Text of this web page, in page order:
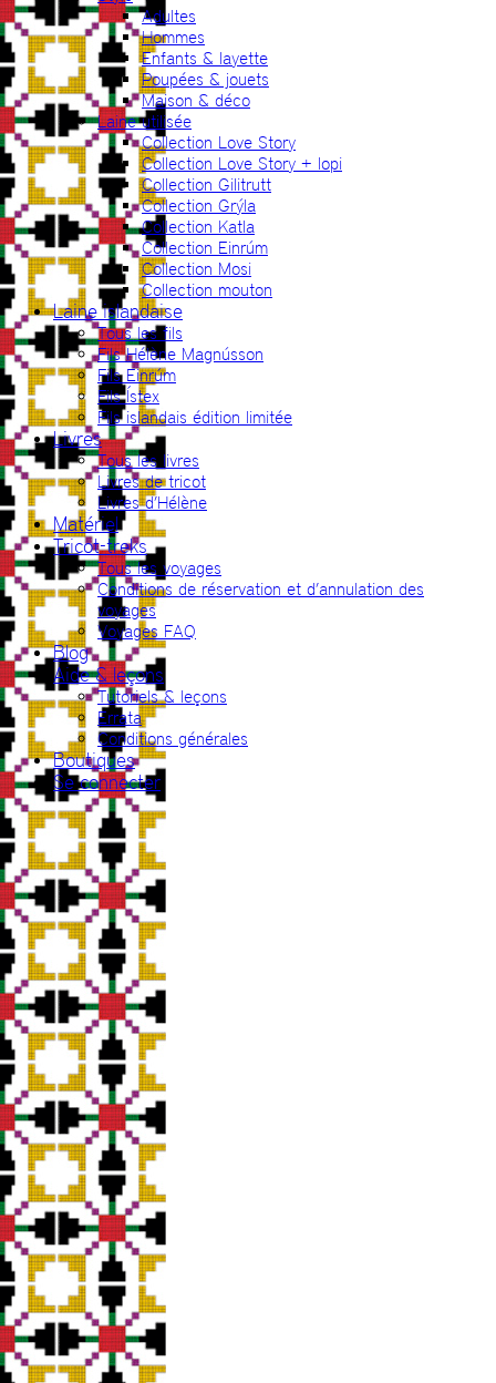
Adultes
Hommes
Enfants & layette
Poupées & jouets
Maison & déco
Laine utilisée
Collection Love Story
Collection Love Story + lopi
Collection Gilitrutt
Collection Grýla
Collection Katla
Collection Einrúm
Collection Mosi
Collection mouton
Laine islandaise
Tous les fils
Fils Hélène Magnússon
Fils Einrúm
Fils Ístex
Fils islandais édition limitée
Livres
Tous les livres
Livres de tricot
Livres d’Hélène
Matériel
Tricot-treks
Tous les voyages
Conditions de réservation et d’annulation des
voyages
Voyages FAQ
Blog
Aide & leçons
Tutoriels & leçons
Errata
Conditions générales
Boutiques
Se connecter